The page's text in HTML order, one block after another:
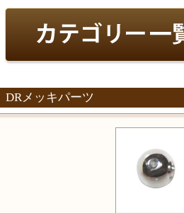
DRメッキパーツ